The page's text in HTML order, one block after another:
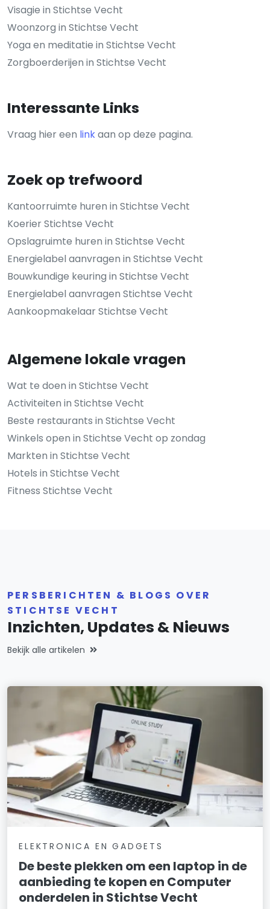
Visagie in Stichtse Vecht
Woonzorg in Stichtse Vecht
Yoga en meditatie in Stichtse Vecht
Zorgboerderijen in Stichtse Vecht
Interessante Links
Vraag hier een linkaan op deze pagina.
Zoek op trefwoord
Kantoorruimte huren in Stichtse Vecht
Koerier Stichtse Vecht
Opslagruimte huren in Stichtse Vecht
Energielabel aanvragen in Stichtse Vecht
Bouwkundige keuring in Stichtse Vecht
Energielabel aanvragen Stichtse Vecht
Aankoopmakelaar Stichtse Vecht
Algemene lokale vragen
Wat te doen in Stichtse Vecht
Activiteiten in Stichtse Vecht
Beste restaurants in Stichtse Vecht
Winkels open in Stichtse Vecht op zondag
Markten in Stichtse Vecht
Hotels in Stichtse Vecht
Fitness Stichtse Vecht
PERSBERICHTEN & BLOGS OVER
STICHTSE VECHT
Inzichten, Updates & Nieuws
Bekijk alle artikelen
ELEKTRONICA EN GADGETS
De beste plekken om een laptop in de
aanbieding te kopen en Computer
onderdelen in Stichtse Vecht